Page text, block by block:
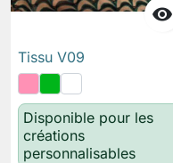

Tissu V09
Disponible pour les
créations
personnalisables